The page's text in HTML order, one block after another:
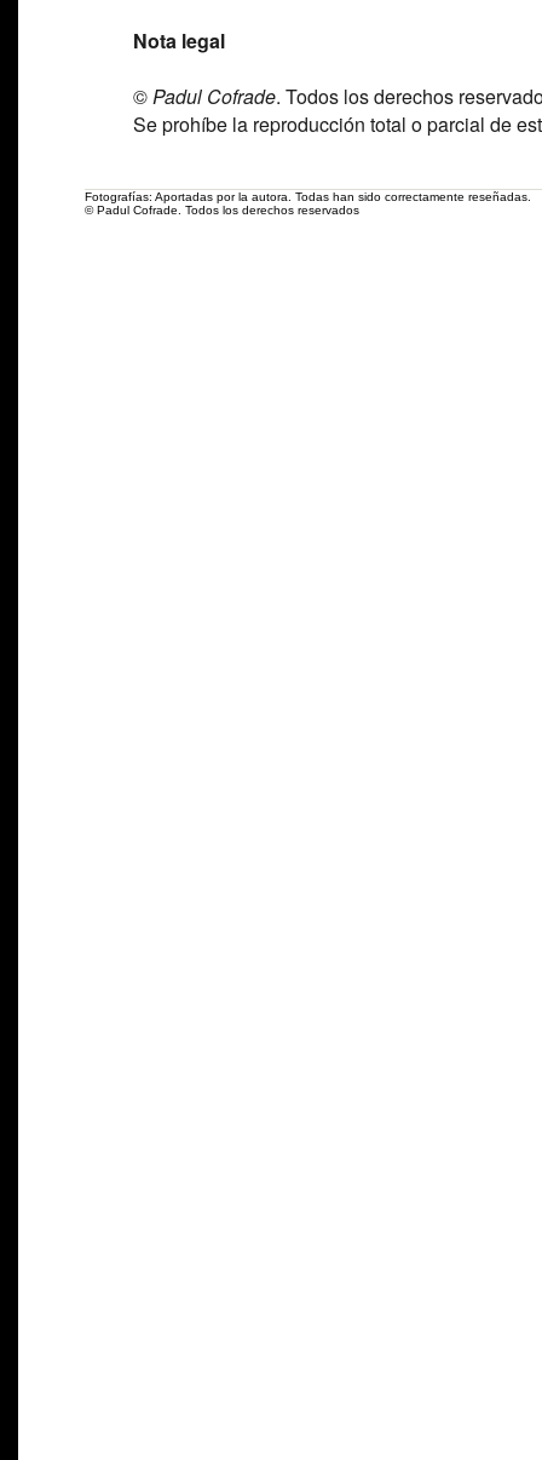
Nota legal
©Padul Cofrade. Todos los derechos
Se prohíbe la reproducción total o parcial de
Fotografías: Aportadas por la autora. Todas han sido correctamente reseñadas.
© Padul Cofrade. Todos los derechos reservados